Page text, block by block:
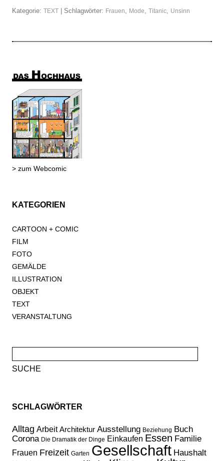
Kategorie: TEXT | Schlagwörter: Frauen Mode Titanic Unsinn
> zum Webcomic
KATEGORIEN
CARTOON + COMIC
FILM
FOTO
GEMÄLDE
ILLUSTRATION
OBJEKT
TEXT
VERANSTALTUNG
nach:
SCHLAGWÖRTER
Alltag Arbeit Architektur Ausstellung Beziehung Buch
Corona Die Dramatik der Dinge Einkaufen Essen Familie
Frauen Freizeit Garten Gesellschaft Haushalt